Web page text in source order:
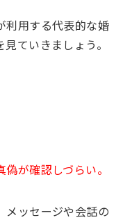
利用する代表的な婚
ていきましょう。
偽が確認しづらい。
メッセージや会話の